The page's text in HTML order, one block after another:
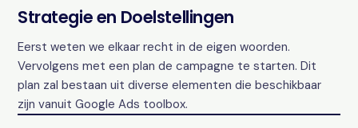
Strategie en Doelstellingen
Eerst weten we elkaar recht in de eigen woorden.
Vervolgens met een plan de campagne te starten. Dit
plan zal bestaan uit diverse elementen die beschikbaar
zijn vanuit Google Ads toolbox.